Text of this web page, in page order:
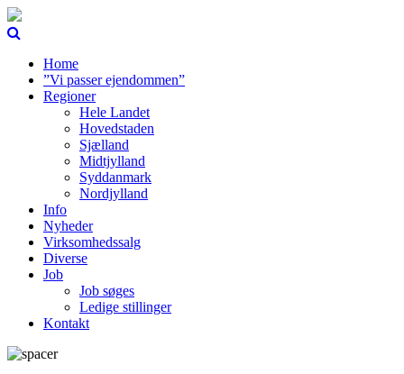
Home
”Vi passer ejendommen”
Regioner
Hele Landet
Hovedstaden
Sjælland
Midtjylland
Syddanmark
Nordjylland
Info
Nyheder
Virksomhedssalg
Diverse
Job
Job søges
Ledige stillinger
Kontakt